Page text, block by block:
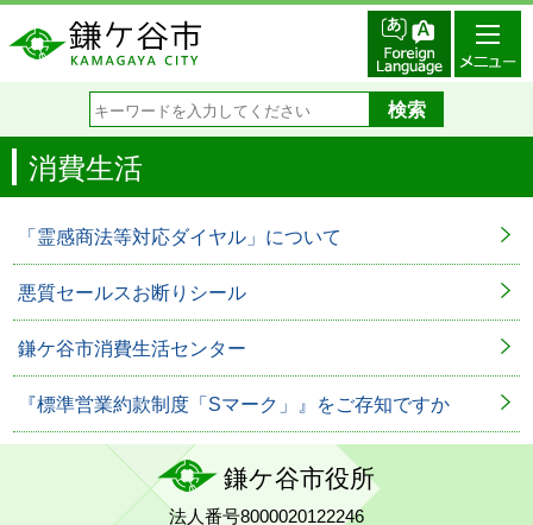
消費生活
「霊感商法等対応ダイヤル」について
悪質セールスお断りシール
鎌ケ谷市消費生活センター
『標準営業約款制度「Sマーク」』をご存知ですか
鎌ケ谷市役所
法人番号8000020122246